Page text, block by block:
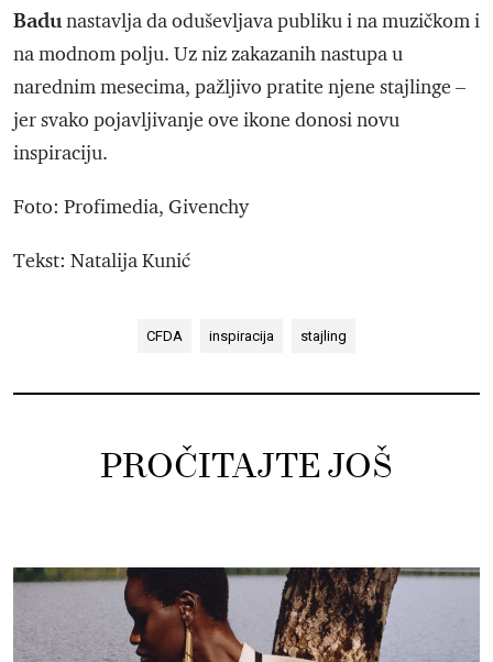
Badunastavlja da oduševljava publiku i na muzičkom i
na modnom polju. Uz niz zakazanih nastupa u
narednim mesecima, pažljivo pratite njene stajlinge –
jer svako pojavljivanje ove ikone donosi novu
inspiraciju.
Foto: Profimedia, Givenchy
Tekst: Natalija Kunić
CFDA inspiracija stajling
PROČITAJTE JOŠ